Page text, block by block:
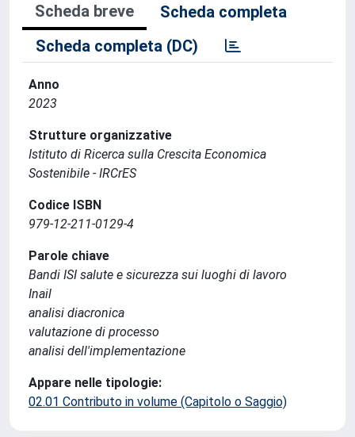
Scheda breve
Scheda completa
Scheda completa (DC)
Anno
2023
Strutture organizzative
Istituto di Ricerca sulla Crescita Economica
Sostenibile - IRCrES
Codice ISBN
979-12-211-0129-4
Parole chiave
Bandi ISI salute e sicurezza sui luoghi di lavoro
Inail
analisi diacronica
valutazione di processo
analisi dell'implementazione
Appare nelle tipologie:
02.01 Contributo in volume (Capitolo o Saggio)